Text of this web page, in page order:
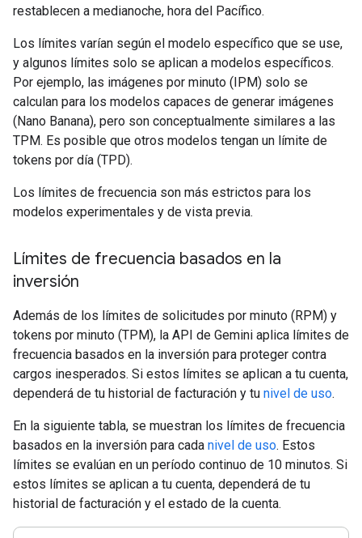
restablecen a medianoche, hora del Pacífico.
Los límites varían según el modelo específico que se use,
y algunos límites solo se aplican a modelos específicos.
Por ejemplo, las imágenes por minuto (IPM) solo se
calculan para los modelos capaces de generar imágenes
(Nano Banana), pero son conceptualmente similares a las
TPM. Es posible que otros modelos tengan un límite de
tokens por día (TPD).
Los límites de frecuencia son más estrictos para los
modelos experimentales y de vista previa.
Límites de frecuencia basados en la
inversión
Además de los límites de solicitudes por minuto (RPM) y
tokens por minuto (TPM), la API de Gemini aplica límites de
frecuencia basados en la inversión para proteger contra
cargos inesperados. Si estos límites se aplican a tu cuenta,
dependerá de tu historial de facturación y tu nivel de uso.
En la siguiente tabla, se muestran los límites de frecuencia
basados en la inversión para cada nivel de uso. Estos
límites se evalúan en un período continuo de 10 minutos. Si
estos límites se aplican a tu cuenta, dependerá de tu
historial de facturación y el estado de la cuenta.